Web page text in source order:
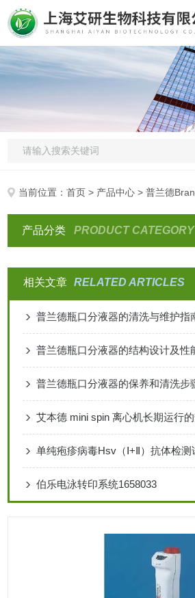
当前位置：首页 > 产品中心 >普兰德
产品分类 PRODUCT CATEGORY
相关文章 RELATED ARTICLES
普兰德瓶口分液器的清洗与维护指
普兰德瓶口分液器的结构设计及性
普兰德瓶口分液器的保养和清洗步
艾本德 mini spin 离心机长期运行
伯乐电泳转印系统1658033